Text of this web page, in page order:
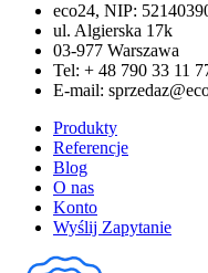
eco24, NIP:
ul. Algierska 17k
03-977 Warszawa
Tel: + 48 790 33 11
E-mail:
Produkty
Referencje
Blog
O nas
Konto
Wyślij Zapytanie